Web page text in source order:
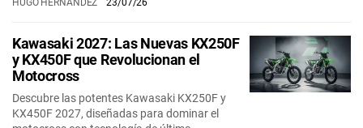
Kawasaki 2027: Las Nuevas KX250F
y KX450F que Revolucionan el
Motocross
Descubre las potentes Kawasaki KX250F y
KX450F 2027, diseñadas para dominar el